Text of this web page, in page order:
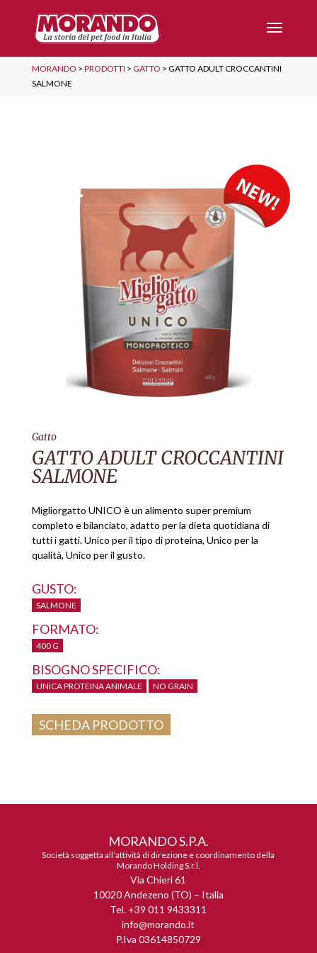
MORANDO > PRODOTTI > GATTO > GATTO ADULT CROCCANTINI
SALMONE
Gatto
GATTO ADULT CROCCANTINI
SALMONE
Migliorgatto UNICO è un alimento super premium
completo e bilanciato, adatto per la dieta quotidiana di
tutti i gatti. Unico per il tipo di proteina, Unico per la
qualità, Unico per il gusto.
GUSTO:
SALMONE
FORMATO:
400 G
BISOGNO SPECIFICO:
UNICA PROTEINA ANIMALE NO GRAIN
SCHEDA PRODOTTO
MORANDO S.P.A.
Società soggetta all’attività di direzione e coordinamento della
Morando Holding S.r.l.
Via Chieri 61
10020 Andezeno (TO) – Italia
Tel. +39 011 9433311
info@morando.it
P.Iva 03614850729